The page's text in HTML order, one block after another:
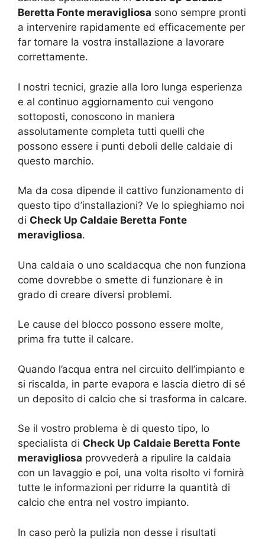
Beretta Fonte meravigliosa sono sempre pronti
a intervenire rapidamente ed efficacemente per
far tornare la vostra installazione a lavorare
correttamente.
I nostri tecnici, grazie alla loro lunga esperienza
e al continuo aggiornamento cui vengono
sottoposti, conoscono in maniera
assolutamente completa tutti quelli che
possono essere i punti deboli delle caldaie di
questo marchio.
Ma da cosa dipende il cattivo funzionamento di
questo tipo d’installazioni? Ve lo spieghiamo noi
di Check Up Caldaie Beretta Fonte
meravigliosa.
Una caldaia o uno scaldacqua che non funziona
come dovrebbe o smette di funzionare è in
grado di creare diversi problemi.
Le cause del blocco possono essere molte,
prima fra tutte il calcare.
Quando l’acqua entra nel circuito dell’impianto e
si riscalda, in parte evapora e lascia dietro di sé
un deposito di calcio che si trasforma in calcare.
Se il vostro problema è di questo tipo, lo
specialista di Check Up Caldaie Beretta Fonte
meravigliosa provvederà a ripulire la caldaia
con un lavaggio e poi, una volta risolto vi fornirà
tutte le informazioni per ridurre la quantità di
calcio che entra nel vostro impianto.
In caso però la pulizia non desse i risultati